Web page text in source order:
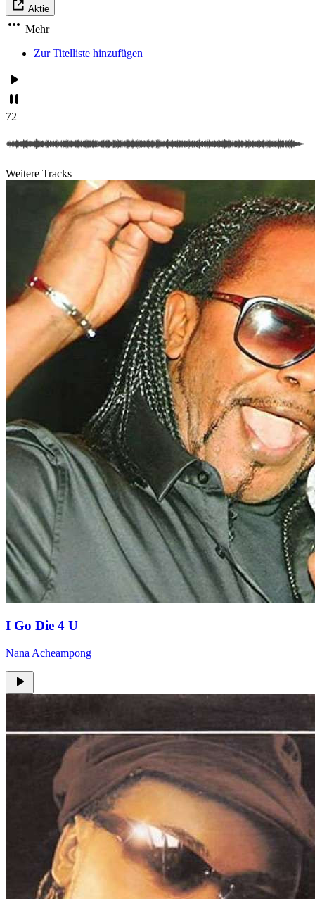
Aktie
Mehr
Zur Titelliste hinzufügen
72
Weitere Tracks
I Go Die 4 U
Nana Acheampong